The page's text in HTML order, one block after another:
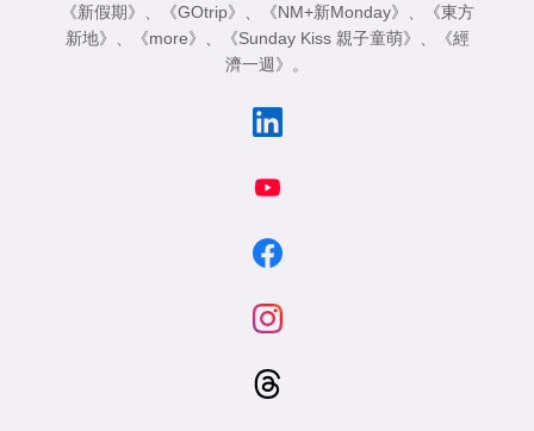
《新假期》
《GOtrip》 《NM+新Monday》
《東方
新地》
《more》 《Sunday Kiss 親子童萌》
《經
濟一週》
。